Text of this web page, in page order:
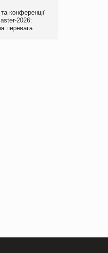
конференції
2026:
перевага